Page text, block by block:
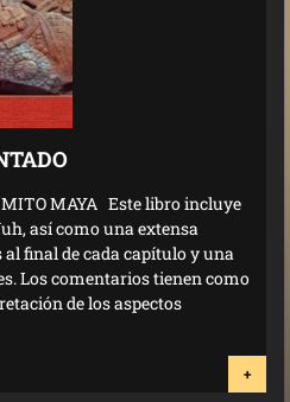
MITO MAYA Este libro incluye
así como una extensa
final de cada capítulo y una
Los comentarios tienen como
de los aspectos
+